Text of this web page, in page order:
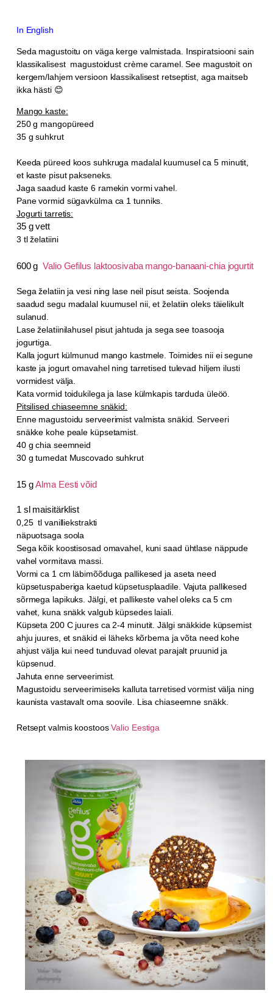
In English
Seda magustoitu on väga kerge valmistada. Inspiratsiooni sain
klassikalisest magustoidust crème caramel. See magustoit on
kergem/lahjem versioon klassikalisest retseptist, aga maitseb
ikka hästi 😊
Mango kaste:
250 g mangopüreed
35 g suhkrut
Keeda püreed koos suhkruga madalal kuumusel ca 5 minutit,
et kaste pisut pakseneks.
Jaga saadud kaste 6 ramekin vormi vahel.
Pane vormid sügavkülma ca 1 tunniks.
Jogurti tarretis:
35 g vett
3 tl želatiini
600 g Valio Gefilus laktoosivaba mango-banaani-chia jogurtit
Sega želatiin ja vesi ning lase neil pisut seista. Soojenda
saadud segu madalal kuumusel nii, et želatiin oleks täielikult
sulanud.
Lase želatiinilahusel pisut jahtuda ja sega see toasooja
jogurtiga.
Kalla jogurt külmunud mango kastmele. Toimides nii ei segune
kaste ja jogurt omavahel ning tarretised tulevad hiljem ilusti
vormidest välja.
Kata vormid toidukilega ja lase külmkapis tarduda üleöö.
Pitsilised chiaseemne snäkid:
Enne magustoidu serveerimist valmista snäkid. Serveeri
snäkke kohe peale küpsetamist.
40 g chia seemneid
30 g tumedat Muscovado suhkrut
15 g Alma Eesti võid
1 sl maisitärklist
0,25 tl vanilliekstrakti
näpuotsaga soola
Sega kõik koostisosad omavahel, kuni saad ühtlase näppude
vahel vormitava massi.
Vormi ca 1 cm läbimõõduga pallikesed ja aseta need
küpsetuspaberiga kaetud küpsetusplaadile. Vajuta pallikesed
sõrmega lapikuks. Jälgi, et pallikeste vahel oleks ca 5 cm
vahet, kuna snäkk valgub küpsedes laiali.
Küpseta 200 C juures ca 2-4 minutit. Jälgi snäkkide küpsemist
ahju juures, et snäkid ei läheks kõrbema ja võta need kohe
ahjust välja kui need tunduvad olevat parajalt pruunid ja
küpsenud.
Jahuta enne serveerimist.
Magustoidu serveerimiseks kalluta tarretised vormist välja ning
kaunista vastavalt oma soovile. Lisa chiaseemne snäkk.
Retsept valmis koostoosValio Eestiga